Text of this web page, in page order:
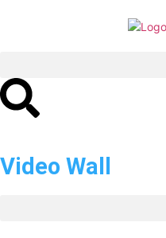
Video Wall